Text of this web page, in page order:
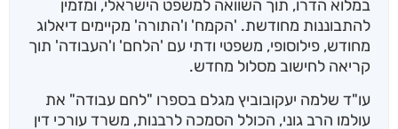
במלוא הדרו, תוך השוואה למשפט הישראלי, ומזמין
להתבוננות מחודשת. 'הקמח' ו'התורה' מקיימים דיאלוג
מחודש, פילוסופי, משפטי ודתי עם 'הלחם' ו'העבודה' תוך
קריאה לחישוב מסלול מחדש.
עו"ד שלמה יעקובוביץ מגלם בספרו "לחם עבודה" את
עולמו הרב גוני, הכולל הסמכה לרבנות, משרד עורכי דין